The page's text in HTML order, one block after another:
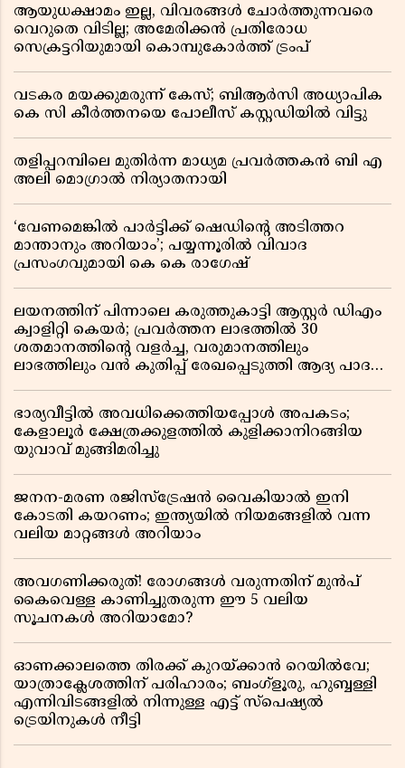
ആയുധക്ഷാമം ഇല്ല, വിവരങ്ങൾ ചോർത്തുന്നവരെ
വെറുതെ വിടില്ല; അമേരിക്കൻ പ്രതിരോധ
സെക്രട്ടറിയുമായി കൊമ്പുകോർത്ത് ട്രംപ്
വടകര മയക്കുമരുന്ന് കേസ്; ബിആർസി അധ്യാപിക
കെ സി കീർത്തനയെ പോലീസ് കസ്റ്റഡിയിൽ വിട്ടു
തളിപ്പറമ്പിലെ മുതിർന്ന മാധ്യമ പ്രവർത്തകൻ ബി എ
അലി മൊഗ്രാൽ നിര്യാതനായി
‘വേണമെങ്കിൽ പാർട്ടിക്ക് ഷെഡിൻ്റെ അടിത്തറ
മാന്താനും അറിയാം’; പയ്യന്നൂരിൽ വിവാദ
പ്രസംഗവുമായി കെ കെ രാഗേഷ്
ലയനത്തിന് പിന്നാലെ കരുത്തുകാട്ടി ആസ്റ്റർ ഡിഎം
ക്വാളിറ്റി കെയർ; പ്രവർത്തന ലാഭത്തിൽ 30
ശതമാനത്തിൻ്റെ വളർച്ച, വരുമാനത്തിലും
ലാഭത്തിലും വൻ കുതിപ്പ് രേഖപ്പെടുത്തി ആദ്യ പാദ
ഭാര്യവീട്ടിൽ അവധിക്കെത്തിയപ്പോൾ അപകടം;
കേളാലൂർ ക്ഷേത്രക്കുളത്തിൽ കുളിക്കാനിറങ്ങിയ
യുവാവ് മുങ്ങിമരിച്ചു
ജനന-മരണ രജിസ്ട്രേഷൻ വൈകിയാൽ ഇനി
കോടതി കയറണം; ഇന്ത്യയിൽ നിയമങ്ങളിൽ വന്ന
വലിയ മാറ്റങ്ങൾ അറിയാം
അവഗണിക്കരുത്! രോഗങ്ങൾ വരുന്നതിന് മുൻപ്
കൈവെള്ള കാണിച്ചുതരുന്ന ഈ 5 വലിയ
സൂചനകൾ അറിയാമോ?
ഓണക്കാലത്തെ തിരക്ക് കുറയ്ക്കാൻ റെയിൽവേ;
യാത്രാക്ലേശത്തിന് പരിഹാരം; ബംഗ്ളൂരു, ഹുബ്ബള്ളി
എന്നിവിടങ്ങളിൽ നിന്നുള്ള എട്ട് സ്പെഷ്യൽ
ട്രെയിനുകൾ നീട്ടി